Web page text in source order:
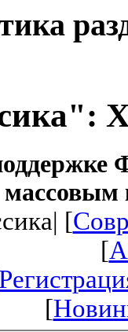
массовым
[
[
[